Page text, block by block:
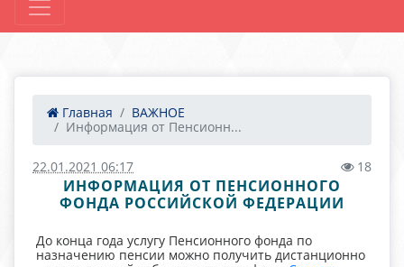
Главная
ВАЖНОЕ
Информация от Пенсионн...
22.01.2021 06:17 18
ИНФОРМАЦИЯ ОТ ПЕНСИОННОГО
ФОНДА РОССИЙСКОЙ ФЕДЕРАЦИИ
До конца года услугу Пенсионного фонда по
назначению пенсии можно получить дистанционно